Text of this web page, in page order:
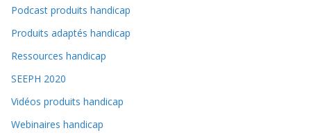
Podcast produits handicap
Produits adaptés handicap
Ressources handicap
SEEPH 2020
Vidéos produits handicap
Webinaires handicap